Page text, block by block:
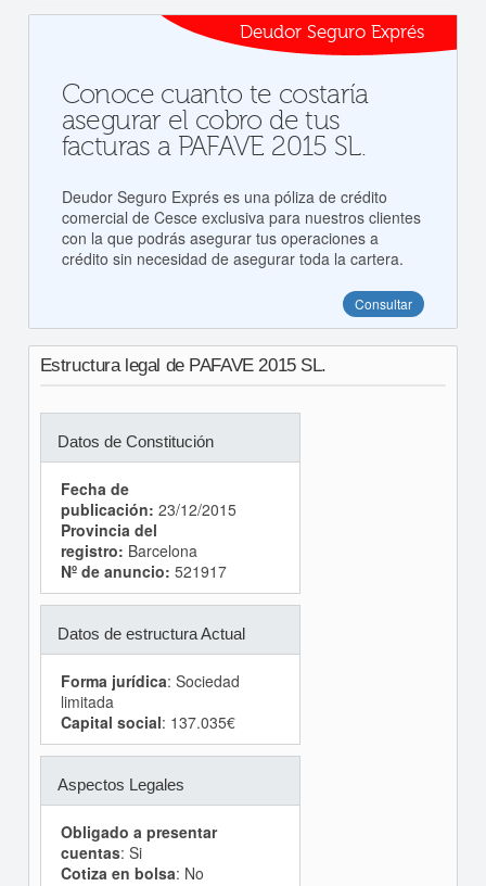
Deudor Seguro Exprés
Conoce cuanto te costaría
asegurar el cobro de tus
facturas a PAFAVE 2015 SL.
Deudor Seguro Exprés es una póliza de crédito
comercial de Cesce exclusiva para nuestros clientes
con la que podrás asegurar tus operaciones a
crédito sin necesidad de asegurar toda la cartera.
Consultar
Estructura legal de PAFAVE 2015 SL.
Datos de Constitución
Fecha de
publicación: 23/12/2015
Provincia del
registro: Barcelona
Nº de anuncio: 521917
Datos de estructura Actual
Forma jurídica: Sociedad
limitada
Capital social: 137.035€
Aspectos Legales
Obligado a presentar
cuentas: Si
Cotiza en bolsa: No